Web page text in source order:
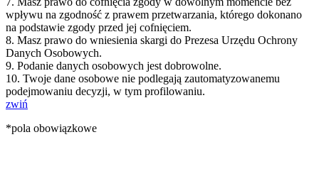
wpływu na zgodność z prawem przetwarzania, którego dokonano
na podstawie zgody przed jej cofnięciem.
8. Masz prawo do wniesienia skargi do Prezesa Urzędu Ochrony
Danych Osobowych.
9. Podanie danych osobowych jest dobrowolne.
10. Twoje dane osobowe nie podlegają zautomatyzowanemu
podejmowaniu decyzji, w tym profilowaniu.
zwiń
*pola obowiązkowe